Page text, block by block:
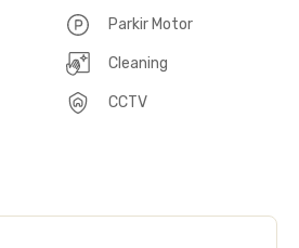
Parkir Motor
Cleaning
CCTV